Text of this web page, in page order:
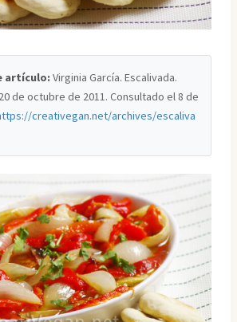
artículo: Virginia García. Escalivada.
de octubre de 2011. Consultado el 8 de
creativegan.net/archives/escaliva